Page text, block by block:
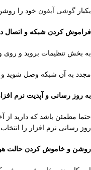
یکبار گوشی آیفون خود را
فراموش کردن شبکه و اتصال
به بخش تنظیمات بروید و روی
مجدد به آن شبکه وصل شوید و
به روز رسانی و آپدیت نرم
روز رسانی نرم افزار را
روشن و خاموش کردن حالت